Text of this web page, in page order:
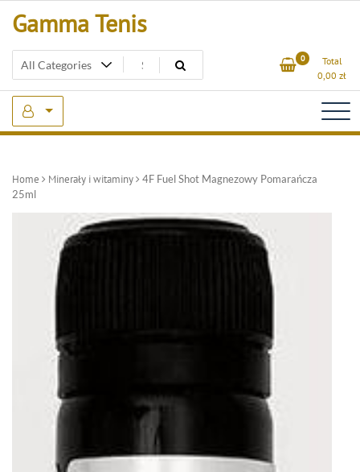
Gamma Tenis
0
Total
0,00 zł
Home Minerały i witaminy
4F Fuel Shot Magnezowy Pomarańcza
25ml